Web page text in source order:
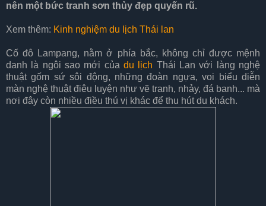
nên một bức tranh sơn thủy đẹp quyến rũ.
Xem thêm: Kinh nghiệm du lịch Thái lan
Cố đô Lampang, nằm ở phía bắc, không chỉ được mệnh
danh là ngôi sao mới của du lịch Thái Lan với làng nghệ
thuật gốm sứ sôi động, những đoàn ngựa, voi biểu diễn
màn nghệ thuật điêu luyện như vẽ tranh, nhảy, đá banh... mà
nơi đây còn nhiều điều thú vị khác để thu hút du khách.